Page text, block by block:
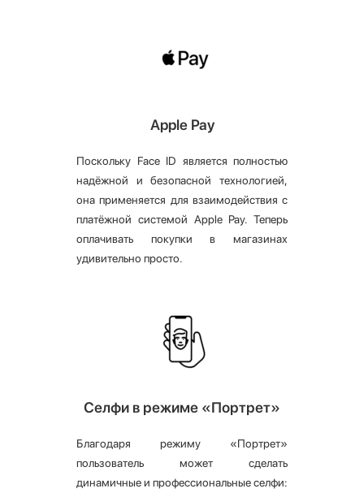
Apple Pay
Поскольку Face ID является полностью
надёжной и безопасной технологией,
она применяется для взаимодействия с
платёжной системой Apple Pay. Теперь
оплачивать покупки в магазинах
удивительно просто.
Селфи в режиме «Портрет»
Благодаря режиму «Портрет»
пользователь может сделать
динамичные и профессиональные селфи: